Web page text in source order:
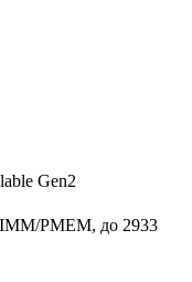
Gen2
PMEM, до 2933